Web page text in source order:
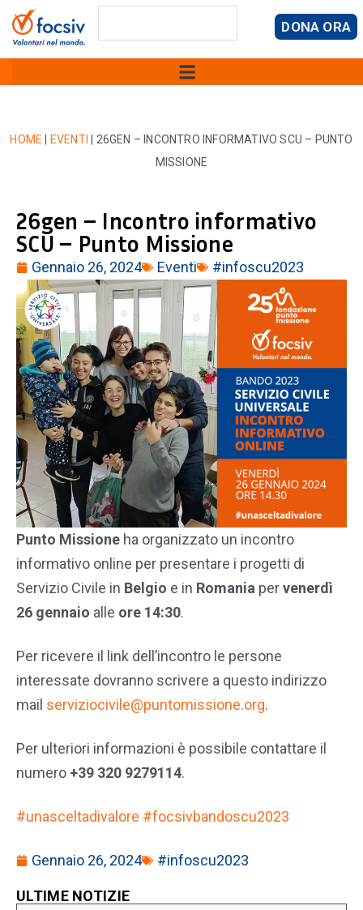
DONA ORA
HOME EVENTI
26GEN – INCONTRO INFORMATIVO SCU – PUNTO
MISSIONE
26gen – Incontro informativo
SCU – Punto Missione
Gennaio 26, 2024 Eventi #infoscu2023
Punto Missione ha organizzato un incontro
informativo online per presentare i progetti di
Servizio Civile in Belgio e in Romania pervenerdì
26 gennaio alle ore 14:30.
Per ricevere il link dell’incontro le persone
interessate dovranno scrivere a questo indirizzo
mail serviziocivile@puntomissione.org.
Per ulteriori informazioni è possibile contattare il
numero +39 320 9279114.
#unasceltadivalore #focsivbandoscu2023
Gennaio 26, 2024 #infoscu2023
ULTIME NOTIZIE